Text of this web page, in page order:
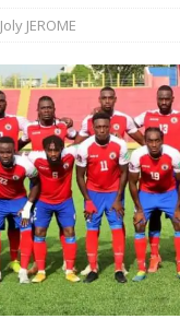
Joly JEROME